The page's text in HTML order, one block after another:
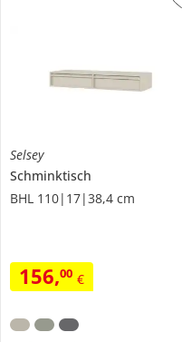
Selsey
Schminktisch
BHL 110|17|38,4 cm
156,00 €